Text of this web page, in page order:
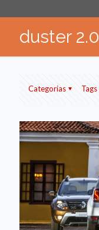
duster 2.0
Categorias Tags